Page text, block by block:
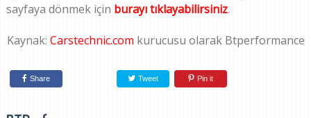
sayfaya dönmek için burayı tıklayabilirsiniz.
Kaynak:Carstechnic.com kurucusu olarak Btperformance
Share Tweet Pin it